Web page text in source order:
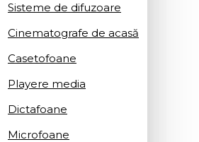
Sisteme de difuzoare
Cinematografe de acasă
Casetofoane
Playere media
Dictafoane
Microfoane